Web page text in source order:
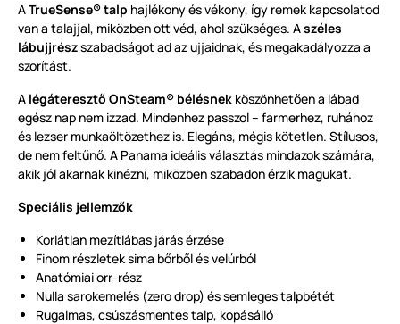
ATrueSense® talp hajlékony és vékony, így remek kapcsolatod
van a talajjal, miközben ott véd, ahol szükséges. Aszéles
lábujjrészszabadságot ad az ujjaidnak, és megakadályozza a
szorítást.
A légáteresztő OnSteam® bélésnek köszönhetően a lábad
egész nap nem izzad. Mindenhez passzol – farmerhez, ruhához
és lezser munkaöltözethez is. Elegáns, mégis kötetlen. Stílusos,
de nem feltűnő. A Panama ideális választás mindazok számára,
akik jól akarnak kinézni, miközben szabadon érzik magukat.
Speciális jellemzők
Korlátlan mezítlábas járás érzése
Finom részletek sima bőrből és velúrból
Anatómiai orr-rész
Nulla sarokemelés (zero drop) és semleges talpbétét
Rugalmas, csúszásmentes talp, kopásálló